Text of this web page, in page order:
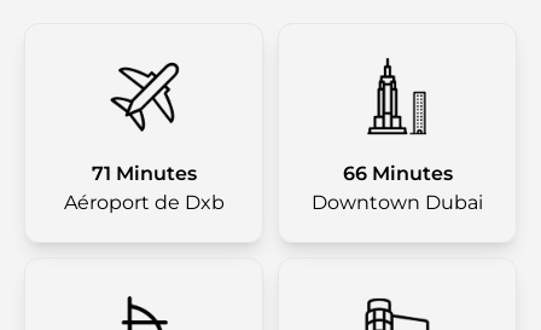
71 Minutes
Aéroport de Dxb
66 Minutes
Downtown Dubai